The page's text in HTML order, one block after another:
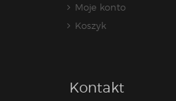
Moje konto
Koszyk
Kontakt